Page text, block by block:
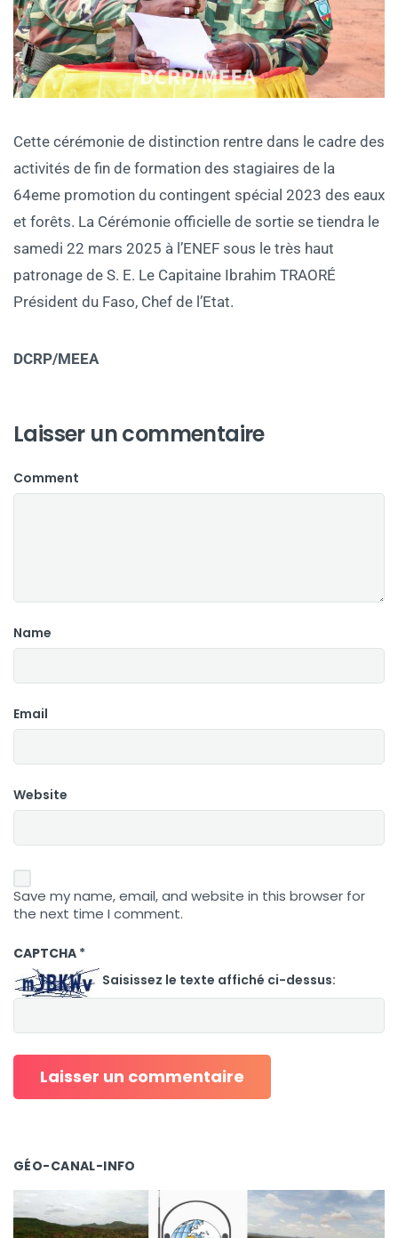
Cette cérémonie de distinction rentre dans le cadre des
activités de fin de formation des stagiaires de la
64eme promotion du contingent spécial 2023 des eaux
et forêts. La Cérémonie officielle de sortie se tiendra le
samedi 22 mars 2025 à l’ENEF sous le très haut
patronage de S. E. Le Capitaine Ibrahim TRAORÉ
Président du Faso, Chef de l’Etat.
DCRP/MEEA
Laisser un commentaire
Comment
Name
Email
Website
Save my name, email, and website in this browser for
the next time I comment.
CAPTCHA *
Saisissez le texte affiché ci-dessus:
GÉO-CANAL-INFO